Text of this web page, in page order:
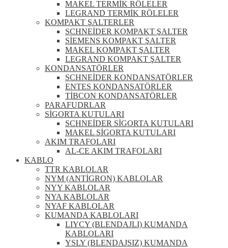
MAKEL TERMİK RÖLELER
LEGRAND TERMİK RÖLELER
KOMPAKT ŞALTERLER
SCHNEİDER KOMPAKT ŞALTER
SİEMENS KOMPAKT ŞALTER
MAKEL KOMPAKT ŞALTER
LEGRAND KOMPAKT ŞALTER
KONDANSATÖRLER
SCHNEİDER KONDANSATÖRLER
ENTES KONDANSATÖRLER
TİBCON KONDANSATÖRLER
PARAFUDRLAR
SİGORTA KUTULARI
SCHNEİDER SİGORTA KUTULARI
MAKEL SİGORTA KUTULARI
AKIM TRAFOLARI
AL-CE AKIM TRAFOLARI
KABLO
TTR KABLOLAR
NYM (ANTİGRON) KABLOLAR
NYY KABLOLAR
NYA KABLOLAR
NYAF KABLOLAR
KUMANDA KABLOLARI
LIYCY (BLENDAJLI) KUMANDA
KABLOLARI
YSLY (BLENDAJSIZ) KUMANDA